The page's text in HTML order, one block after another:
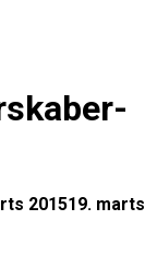
201519. marts